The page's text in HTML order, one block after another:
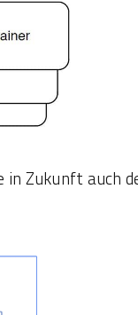
Zukunft auch